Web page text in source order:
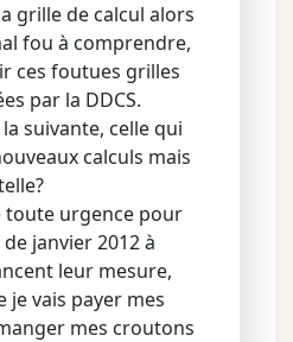
grille de calcul alors
fou à comprendre,
ces foutues grilles
par la DDCS.
suivante, celle qui
calculs mais
toute urgence pour
janvier 2012 à
leur mesure,
je vais payer mes
mes croutons